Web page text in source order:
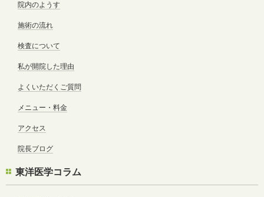
院内のようす
施術の流れ
検査について
私が開院した理由
よくいただくご質問
メニュー・料金
アクセス
院長ブログ
東洋医学コラム